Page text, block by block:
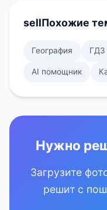
sellПохожие
География ГДЗ
AI помощник
Нужно
Загрузите
решит с